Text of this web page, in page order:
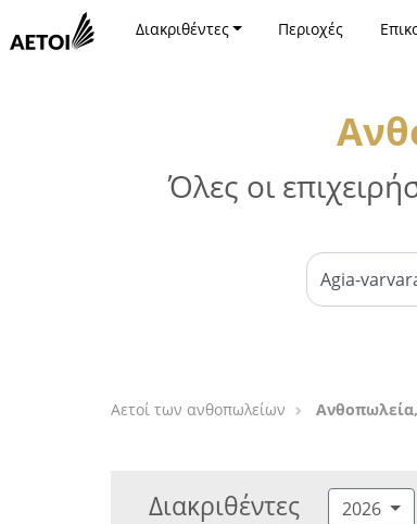
Διακριθέντες Περιοχές
Όλες οι
Αετοί των ανθοπωλείων
Διακριθέντες 2026